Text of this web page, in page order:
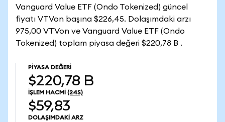
Vanguard Value ETF (Ondo Tokenized) güncel
fiyatı VTVon başına $226,45. Dolaşımdaki arzı
975,00 VTVon ve Vanguard Value ETF (Ondo
Tokenized) toplam piyasa değeri $220,78 B .
PIYASA DEĞERI
$220,78 B
İŞLEM HACMI (24S)
$59,83
DOLAŞIMDAKI ARZ